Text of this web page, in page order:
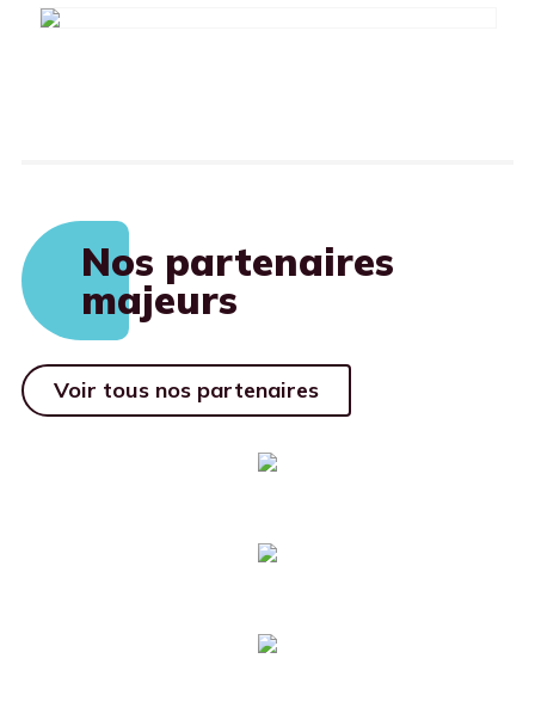
Nos partenaires
majeurs
Voir tous nos partenaires